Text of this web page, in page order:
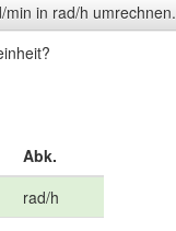
min in rad/h umrechnen.
Abk.
rad/h